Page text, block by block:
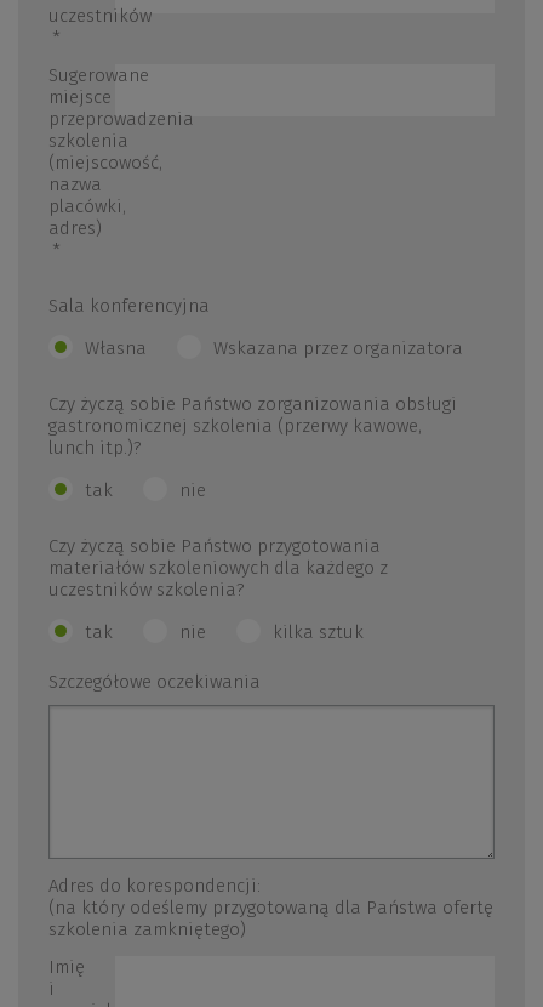
uczestników
*
Sugerowane
miejsce
przeprowadzenia
szkolenia
(miejscowość,
nazwa
placówki,
adres)
*
Sala konferencyjna
Własna
Wskazana przez organizatora
Czy życzą sobie Państwo zorganizowania obsługi
gastronomicznej szkolenia (przerwy kawowe,
lunch itp.)?
tak
nie
Czy życzą sobie Państwo przygotowania
materiałów szkoleniowych dla każdego z
uczestników szkolenia?
tak
nie kilka sztuk
Szczegółowe oczekiwania
Adres do korespondencji:
(na który odeślemy przygotowaną dla Państwa ofertę
szkolenia zamkniętego)
Imię
i